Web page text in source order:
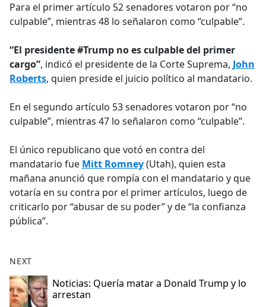
Para el primer artículo 52 senadores votaron por “no
culpable”, mientras 48 lo señalaron como “culpable”.
“El presidente #Trump no es culpable del primer
cargo”, indicó el presidente de la Corte Suprema, John
Roberts, quien preside el juicio político al mandatario.
En el segundo artículo 53 senadores votaron por “no
culpable”, mientras 47 lo señalaron como “culpable”.
El único republicano que votó en contra del
mandatario fue Mitt Romney(Utah), quien esta
mañana anunció que rompía con el mandatario y que
votaría en su contra por el primer artículos, luego de
criticarlo por “abusar de su poder” y de “la confianza
pública”.
NEXT
Noticias: Quería matar a Donald Trump y lo
arrestan